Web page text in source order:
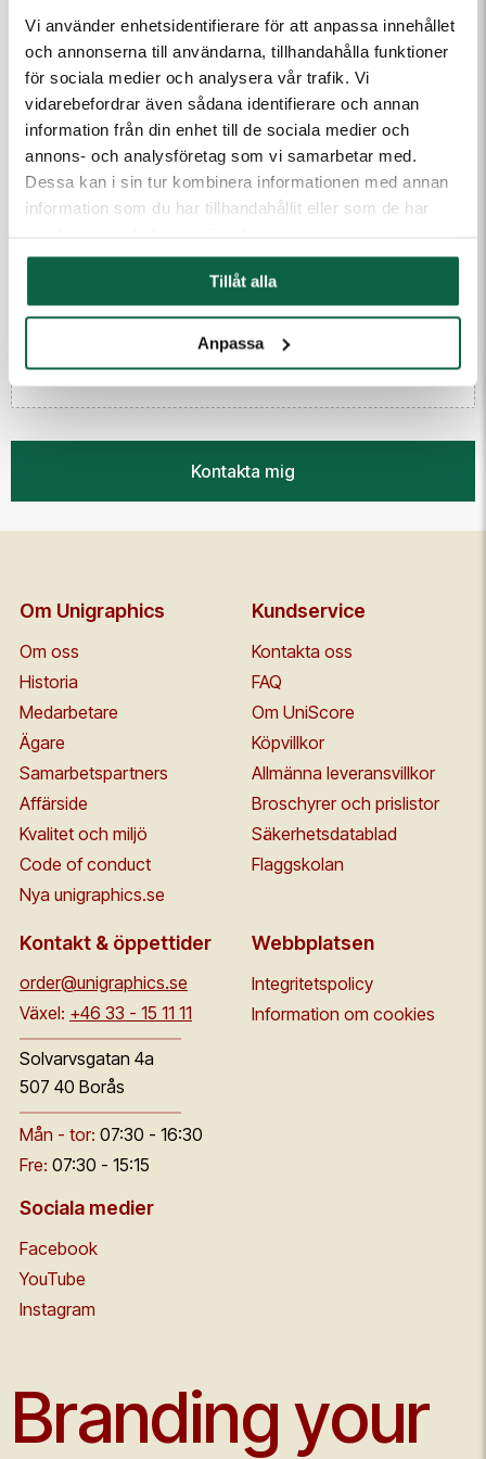
Vi använder enhetsidentifierare för att anpassa innehållet
och annonserna till användarna, tillhandahålla funktioner
för sociala medier och analysera vår trafik. Vi
vidarebefordrar även sådana identifierare och annan
information från din enhet till de sociala medier och
annons- och analysföretag som vi samarbetar med.
Dessa kan i sin tur kombinera informationen med annan
information som du har tillhandahållit eller som de har
Tillåt alla
Anpassa
1000 st
18,75 kr/st
Telefon
Meddelande till kundtjänst
(Fyll i email först) Dra och släpp eller klicka för att ladda
upp filer
Kontakta mig
Om Unigraphics
Om oss
Historia
Medarbetare
Ägare
Samarbetspartners
Affärside
Kvalitet och miljö
Code of conduct
Nya unigraphics.se
Kundservice
Kontakta oss
FAQ
Om UniScore
Köpvillkor
Allmänna leveransvillkor
Broschyrer och prislistor
Säkerhetsdatablad
Flaggskolan
Kontakt & öppettider
order@unigraphics.se
Växel: +46 33 - 15 11 11
Solvarvsgatan 4a
507 40 Borås
Mån - tor: 07:30 - 16:30
Fre: 07:30 - 15:15
Webbplatsen
Integritetspolicy
Information om cookies
Sociala medier
Facebook
YouTube
Instagram
Branding your